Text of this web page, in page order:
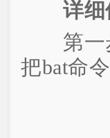
详细
第一步
把bat命